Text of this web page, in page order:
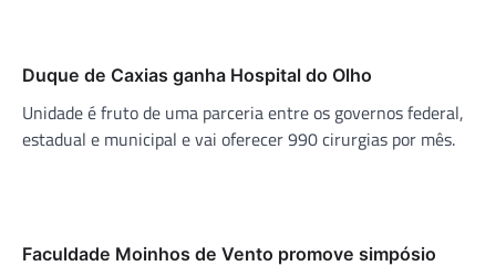
Duque de Caxias ganha Hospital do Olho
Unidade é fruto de uma parceria entre os governos federal,
estadual e municipal e vai oferecer 990 cirurgias por mês.
Faculdade Moinhos de Vento promove simpósio